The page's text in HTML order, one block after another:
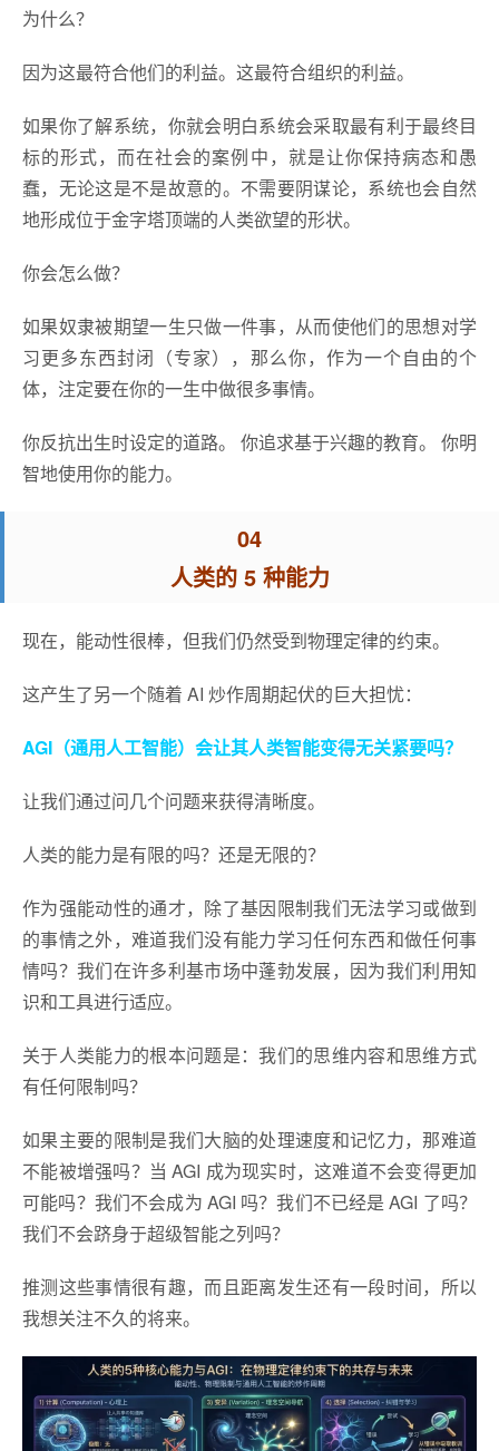
为什么？
因为这最符合他们的利益。这最符合组织的利益。
如果你了解系统，你就会明白系统会采取最有利于最终目
标的形式，而在社会的案例中，就是让你保持病态和愚
蠢，无论这是不是故意的。不需要阴谋论，系统也会自然
地形成位于金字塔顶端的人类欲望的形状。
你会怎么做？
如果奴隶被期望一生只做一件事，从而使他们的思想对学
习更多东西封闭（专家），那么你，作为一个自由的个
体，注定要在你的一生中做很多事情。
你反抗出生时设定的道路。 你追求基于兴趣的教育。 你明
智地使用你的能力。
04
人类的 5 种能力
现在，能动性很棒，但我们仍然受到物理定律的约束。
这产生了另一个随着 AI 炒作周期起伏的巨大担忧：
AGI（通用人工智能）会让其人类智能变得无关紧要吗？
让我们通过问几个问题来获得清晰度。
人类的能力是有限的吗？还是无限的？
作为强能动性的通才，除了基因限制我们无法学习或做到
的事情之外，难道我们没有能力学习任何东西和做任何事
情吗？我们在许多利基市场中蓬勃发展，因为我们利用知
识和工具进行适应。
关于人类能力的根本问题是：我们的思维内容和思维方式
有任何限制吗？
如果主要的限制是我们大脑的处理速度和记忆力，那难道
不能被增强吗？当 AGI 成为现实时，这难道不会变得更加
可能吗？我们不会成为 AGI 吗？我们不已经是 AGI 了吗？
我们不会跻身于超级智能之列吗？
推测这些事情很有趣，而且距离发生还有一段时间，所以
我想关注不久的将来。